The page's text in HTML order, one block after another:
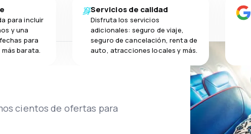
para incluir
y una
para
barata.
Servicios de calidad
Disfruta los servicios
adicionales: seguro de viaje,
seguro de cancelación, renta de
auto, atracciones locales y más.
cientos de ofertas para